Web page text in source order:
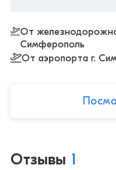
От
Симферополь
От аэропорта г.
Отзывы 1